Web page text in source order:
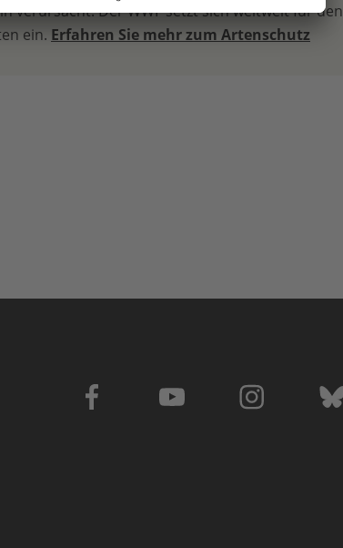
verursacht. Der WWF setzt sich weltweit für den
ein. Erfahren Sie mehr zum Artenschutz